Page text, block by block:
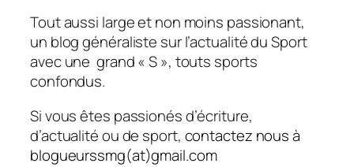
Tout aussi large et non moins passionant,
un blog généraliste sur l’actualité du Sport
avec une grand « S », touts sports
confondus.
Si vous êtes passionés d’écriture,
d’actualité ou de sport, contactez nous à
blogueurssmg(at)gmail.com